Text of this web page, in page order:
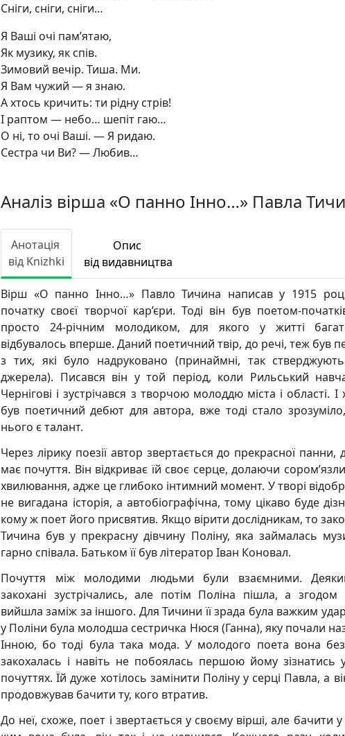
Сніги, сніги, сніги…
Я Ваші очі пам’ятаю,
Як музику, як спів.
Зимовий вечір. Тиша. Ми.
Я Вам чужий — я знаю.
А хтось кричить: ти рідну стрів!
І раптом — небо… шепіт гаю…
О ні, то очі Ваші. — Я ридаю.
Сестра чи Ви? — Любив…
Аналіз вірша «О панно Інно…» Павла
Анотація
від Knizhki
Опис
від видавництва
Вірш «О панно Інно…» Павло Тичина написав у 1915
початку своєї творчої кар’єри. Тоді він був поетом-
просто 24-річним молодиком, для якого у житті
відбувалось вперше. Даний поетичний твір, до речі, теж був
з тих, які було надруковано (принаймні, так стверджують
джерела). Писався він у той період, коли Рильський
Чернігові і зустрічався з творчою молоддю міста і області.
був поетичний дебют для автора, вже тоді стало
нього є талант.
Через лірику поезії автор звертається до прекрасної панни,
має почуття. Він відкриває їй своє серце, долаючи
хвилювання, адже це глибоко інтимний момент. У творі
не вигадана історія, а автобіографічна, тому цікаво буде
кому ж поет його присвятив. Якщо вірити дослідникам, то
Тичина був у прекрасну дівчину Поліну, яка займалась
гарно співала. Батьком її був літератор Іван Коновал.
Почуття між молодими людьми були взаємними.
закохані зустрічались, але потім Поліна пішла, а згодом
вийшла заміж за іншого. Для Тичини її зрада була важким
у Поліни була молодша сестричка Нюся (Ганна), яку почали
Інною, бо тоді була така мода. У молодого поета вона
закохалась і навіть не побоялась першою йому зізнатись
почуттях. Їй дуже хотілось замінити Поліну у серці Павла, а
продовжував бачити ту, кого втратив.
До неї, схоже, поет і звертається у своєму вірші, але бачити у